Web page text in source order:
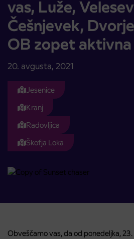
vas, Luže,
Češnjevek,
OB zopet aktivna
20. avgusta, 2021
Jesenice
Kranj
Radovljica
Škofja Loka
Obveščamo vas, da od ponedeljka,